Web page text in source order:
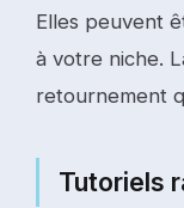
Elles peuvent
à votre niche.
retournement
Tutoriels